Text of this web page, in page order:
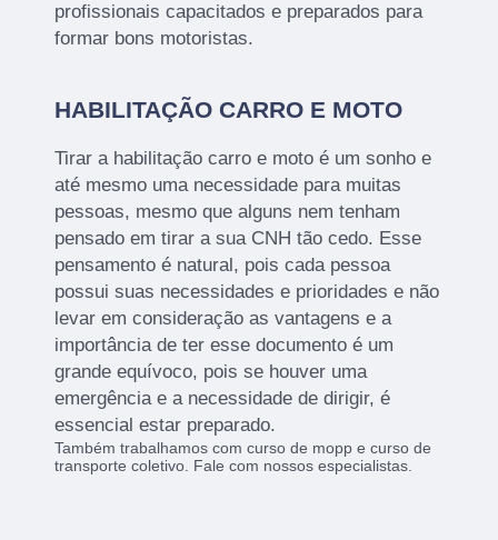
profissionais capacitados e preparados para
formar bons motoristas.
HABILITAÇÃO CARRO E MOTO
Tirar a habilitação carro e moto é um sonho e
até mesmo uma necessidade para muitas
pessoas, mesmo que alguns nem tenham
pensado em tirar a sua CNH tão cedo. Esse
pensamento é natural, pois cada pessoa
possui suas necessidades e prioridades e não
levar em consideração as vantagens e a
importância de ter esse documento é um
grande equívoco, pois se houver uma
emergência e a necessidade de dirigir, é
essencial estar preparado.
Também trabalhamos com curso de mopp e curso de
transporte coletivo. Fale com nossos especialistas.